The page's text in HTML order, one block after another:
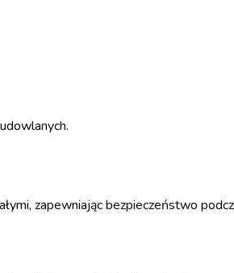
zapewniając bezpieczeństwo